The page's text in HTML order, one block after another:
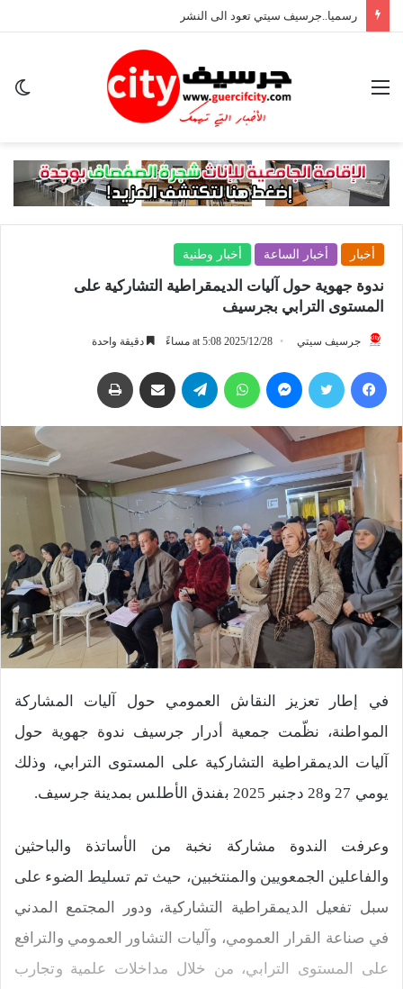
رسميا..جرسيف سيتي تعود الى النشر
أخبار أخبار الساعة أخبار وطنية
ندوة جهوية حول آليات الديمقراطية التشاركية على
المستوى الترابي بجرسيف
جرسيف سيتي 2025/12/28 at 5:08 مساءً دقيقة واحدة
في إطار تعزيز النقاش العمومي حول آليات المشاركة
المواطنة، نظّمت جمعية أدرار جرسيف ندوة جهوية حول
آليات الديمقراطية التشاركية على المستوى الترابي، وذلك
يومي 27 و28 دجنبر 2025 بفندق الأطلس بمدينة جرسيف.
وعرفت الندوة مشاركة نخبة من الأساتذة والباحثين
والفاعلين الجمعويين والمنتخبين، حيث تم تسليط الضوء على
سبل تفعيل الديمقراطية التشاركية، ودور المجتمع المدني
في صناعة القرار العمومي، وآليات التشاور العمومي والترافع
على المستوى الترابي، من خلال مداخلات علمية وتجارب